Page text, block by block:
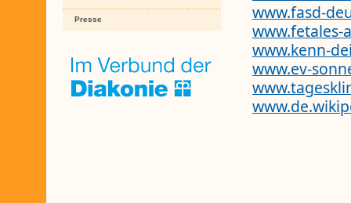
www.fasd-
www.fetales-
www.kenn-
www.ev-
Presse